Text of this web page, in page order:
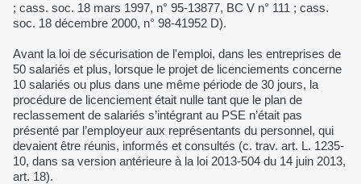
; cass. soc. 18 mars 1997, n° 95-13877, BC V n° 111 ; cass.
soc. 18 décembre 2000, n° 98-41952 D).
Avant la loi de sécurisation de l'emploi, dans les entreprises de
50 salariés et plus, lorsque le projet de licenciements concerne
10 salariés ou plus dans une même période de 30 jours, la
procédure de licenciement était nulle tant que le plan de
reclassement de salariés s’intégrant au PSE n’était pas
présenté par l’employeur aux représentants du personnel, qui
devaient être réunis, informés et consultés (c. trav. art. L. 1235-
10, dans sa version antérieure à la loi 2013-504 du 14 juin 2013,
art. 18).